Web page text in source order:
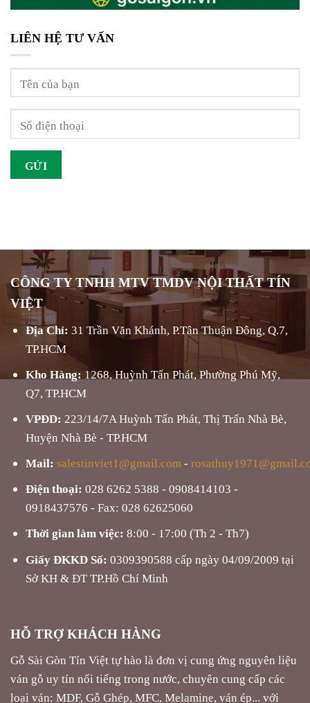
LIÊN HỆ TƯ VẤN
CÔNG TY TNHH MTV TMDV NỘI THẤT TÍN
VIỆT
Địa Chỉ: 31 Trần Văn Khánh, P.Tân Thuận Đông, Q.7,
TP.HCM
Kho Hàng: 1268, Huỳnh Tấn Phát, Phường Phú Mỹ,
Q7, TP.HCM
VPĐD: 223/14/7A Huỳnh Tấn Phát, Thị Trấn Nhà Bè,
Huyện Nhà Bè - TP.HCM
Mail: salestinviet1@gmail.com -
Điện thoại: 028 6262 5388 - 0908414103 -
0918437576 - Fax: 028 62625060
Thời gian làm việc: 8:00 - 17:00 (Th 2 - Th7)
Giấy ĐKKD Số: 0309390588 cấp ngày 04/09/2009 tại
Sở KH & ĐT TP.Hồ Chí Minh
HỖ TRỢ KHÁCH HÀNG
Gỗ Sài Gòn Tín Việt tự hào là đơn vị cung ứng nguyên liệu
ván gỗ uy tín nổi tiếng trong nước, chuyên cung cấp các
loại ván: MDF, Gỗ Ghép, MFC, Melamine, ván ép... với